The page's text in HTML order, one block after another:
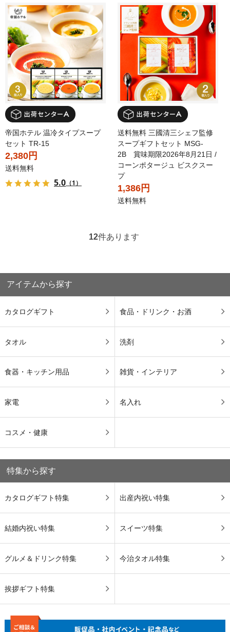
帝国ホテル 温冷タイプスープ
セット TR-15
2,380円
送料無料
5.0 （1）
送料無料 三國清三シェフ監修
スープギフトセット MSG-
2B 賞味期限2026年8月21日 /
コーンポタージュ ビスクスー
プ
1,386円
送料無料
12件あります
アイテムから探す
カタログギフト 食品・ドリンク・お酒
タオル 洗剤
食器・キッチン用品 雑貨・インテリア
家電 名入れ
コスメ・健康
特集から探す
カタログギフト特集 出産内祝い特集
結婚内祝い特集 スイーツ特集
グルメ＆ドリンク特集 今治タオル特集
挨拶ギフト特集